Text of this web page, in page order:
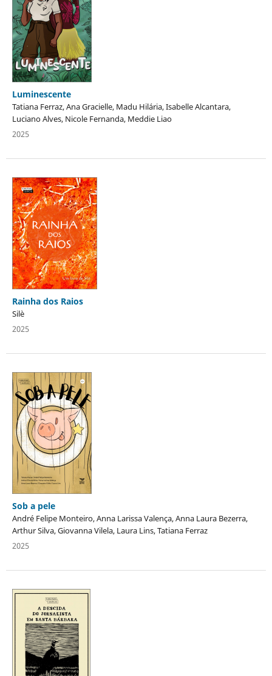
Luminescente
Tatiana Ferraz, Ana Gracielle, Madu Hilária, Isabelle Alcantara,
Luciano Alves, Nicole Fernanda, Meddie Liao
2025
Rainha dos Raios
Silè
2025
Sob a pele
André Felipe Monteiro, Anna Larissa Valença, Anna Laura Bezerra,
Arthur Silva, Giovanna Vilela, Laura Lins, Tatiana Ferraz
2025